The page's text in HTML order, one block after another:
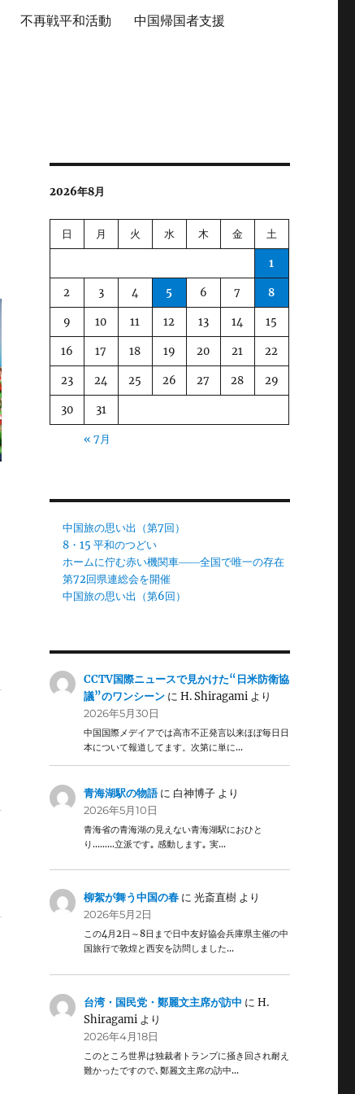
不再戦平和活動 中国帰国者支援
2026年8月
日 月 火 水 木 金 土
1
2 3 4 5 6 7 8
9 10 11 12 13 14 15
16 17 18 19 20 21 22
23 24 25 26 27 28 29
30 31
« 7月
中国旅の思い出（第7回）
8・15 平和のつどい
ホームに佇む赤い機関車――全国で唯一の存在
第72回県連総会を開催
中国旅の思い出（第6回）
CCTV国際ニュースで見かけた“日米防衛協
議”のワンシーン にH. Shiragami より
2026年5月30日
中国国際メデイアでは高市不正発言以来ほぼ毎日日
本について報道してます。次第に単に…
青海湖駅の物語に 白神博子 より
2026年5月10日
青海省の青海湖の見えない青海湖駅におひと
り………立派です｡ 感動します｡ 実…
柳絮が舞う中国の春 に光斎直樹 より
2026年5月2日
この4月2日～8日まで日中友好協会兵庫県主催の中
国旅行で敦煌と西安を訪問しました…
台湾・国民党・鄭麗文主席が訪中 にH.
Shiragami より
2026年4月18日
このところ世界は独裁者トランプに掻き回され耐え
難かったですので､鄭麗文主席の訪中…